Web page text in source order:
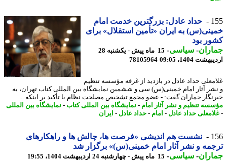
حداد عادل: بزرگترین خدمت امام
به ایران «تأمین استقلال» برای
بود
- سیاسی-
15 ماه پیش - یکشنبه 28
1404، 09:05
78105964
حداد عادل در بازدید از غرفه مؤسسه تنظیم
آثار امام خمینی(س) سی و ششمین نمایشگاه بین المللی کتاب تهران، به
جماران گفت: - عضو مجمع تشخیص مصلحت نظام با تأکید بر اینکه ...
تنظیم و نشر آثار امام
-نمایشگاه بین المللی کتاب-نمایشگاه بین المللی
حداد عادل-امام -حداد عادل-ایران
نشست هم اندیشی «فرصت ها، چالش ها و راهکارهای
و نشر آثار امام خمینی(س)» برگزار شد
- سیاسی-15 ماه پیش - چهارشنبه 24 اردیبهشت 1404، 19:55